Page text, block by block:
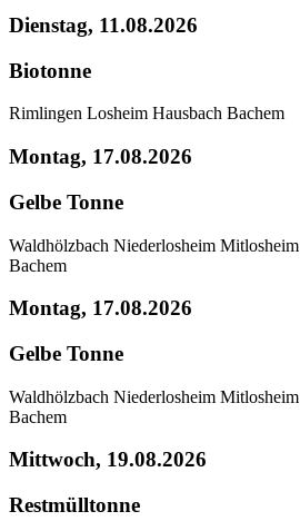
Dienstag, 11.08.2026
Biotonne
Rimlingen Losheim Hausbach Bachem
Montag, 17.08.2026
Gelbe Tonne
Waldhölzbach Niederlosheim Mitlosheim
Bachem
Montag, 17.08.2026
Gelbe Tonne
Waldhölzbach Niederlosheim Mitlosheim
Bachem
Mittwoch, 19.08.2026
Restmülltonne